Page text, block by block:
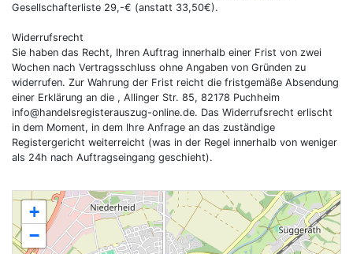
+
−
Gesellschafterliste 29,-€ (anstatt 33,50€).
Widerrufsrecht
Sie haben das Recht, Ihren Auftrag innerhalb einer Frist von zwei
Wochen nach Vertragsschluss ohne Angaben von Gründen zu
widerrufen. Zur Wahrung der Frist reicht die fristgemäße Absendung
einer Erklärung an die , Allinger Str. 85, 82178 Puchheim
info@handelsregisterauszug-online.de. Das Widerrufsrecht erlischt
in dem Moment, in dem Ihre Anfrage an das zuständige
Registergericht weiterreicht (was in der Regel innerhalb von weniger
als 24h nach Auftragseingang geschieht).